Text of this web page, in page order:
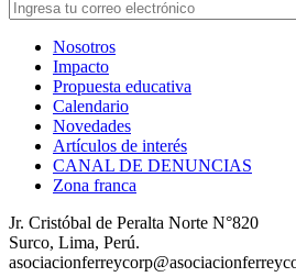
Nosotros
Impacto
Propuesta educativa
Calendario
Novedades
Artículos de interés
CANAL DE DENUNCIAS
Zona franca
Jr. Cristóbal de Peralta Norte N°820
Surco, Lima, Perú.